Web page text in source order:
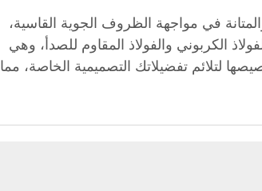
في مواجهة الظروف الجوية القاسية،
الكربوني والفولاذ المقاوم للصدأ، وهي
لتلائم تفضيلاتك التصميمية الخاصة، مما